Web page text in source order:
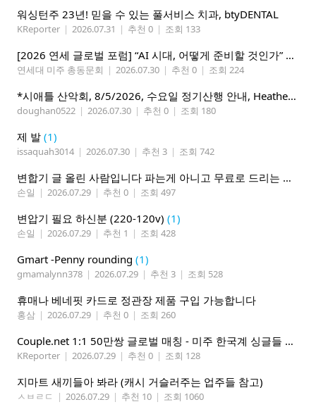
워싱턴주 23년! 믿을 수 있는 풀서비스 치과, btyDENTAL
KReporter | 2026.07.31 | 추천 0 | 조회 133
[2026 연세 글로벌 포럼] “AI 시대, 어떻게 준비할 것인가” 8월 7-10일 벨뷰 개최
연세대 미주 총동문회 | 2026.07.30 | 추천 0 | 조회 224
*시애틀 산악회, 8/5/2026, 수요일 정기산행 안내, Heather Lake*
doughan0522 | 2026.07.30 | 추천 0 | 조회 180
제 발 (1)
issaquah3014 | 2026.07.30 | 추천 3 | 조회 742
변합기 글 올린 사람입니다 파는게 아니고 무료로 드리는 겁니다 필요하신분 연락처 남겨주시면 됩니다
손일 | 2026.07.29 | 추천 0 | 조회 497
변압기 필요 하신분 (220-120v) (1)
손일 | 2026.07.29 | 추천 1 | 조회 428
Gmart -Penny rounding (1)
gmamalynn378 | 2026.07.29 | 추천 3 | 조회 528
휴매나 베네핏 카드로 정관장 제품 구입 가능합니다
홍삼 | 2026.07.29 | 추천 0 | 조회 260
Couple.net 1:1 50만쌍 글로벌 매칭 - 미주 한국계 싱글들 모이세요
KReporter | 2026.07.29 | 추천 0 | 조회 128
지마트 새끼들아 봐라 (캐시 거슬러주는 업주들 참고)
ㅅㅂㄹㄷ | 2026.07.29 | 추천 10 | 조회 1060